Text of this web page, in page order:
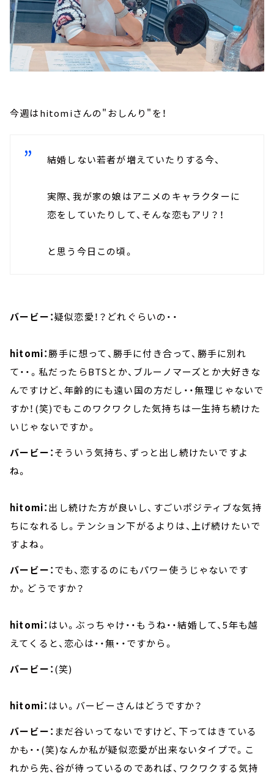
今週はhitomiさんの"おしんり"を！
結婚しない若者が増えていたりする今、
実際、我が家の娘はアニメのキャラクターに
恋をしていたりして、そんな恋もアリ？！
と思う今日この頃。
バービー：疑似恋愛！？どれぐらいの・・
hitomi：勝手に想って、勝手に付き合って、勝手に別れ
て・・。私だったらBTSとか、ブルーノマーズとか大好きな
んですけど、年齢的にも遠い国の方だし・・無理じゃないで
すか！(笑)でもこのワクワクした気持ちは一生持ち続けた
いじゃないですか。
バービー：そういう気持ち、ずっと出し続けたいですよ
ね。
hitomi：出し続けた方が良いし、すごいポジティブな気持
ちになれるし。テンション下がるよりは、上げ続けたいで
すよね。
バービー：でも、恋するのにもパワー使うじゃないです
か。どうですか？
hitomi： はい。ぶっちゃけ・・もうね・・結婚して、5年も越
えてくると、恋心は・・無・・ですから。
バービー：(笑)
hitomi： はい。バービーさんはどうですか？
バービー： まだ谷いってないですけど、下ってはきている
かも・・(笑)なんか私が疑似恋愛が出来ないタイプで。こ
れから先、谷が待っているのであれば、ワクワクする気持